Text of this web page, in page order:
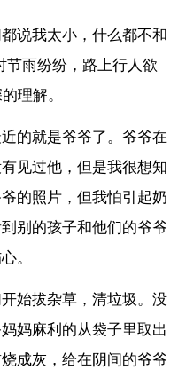
说我太小，什么都不和
节雨纷纷，路上行人欲
理解。
的就是爷爷了。爷爷在
见过他，但是我很想知
的照片，但我怕引起奶
别的孩子和他们的爷爷
。
始拔杂草，清垃圾。没
妈麻利的从袋子里取出
成灰，给在阴间的爷爷